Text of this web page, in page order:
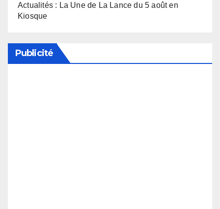
Actualités : La Une de La Lance du 5 août en
Kiosque
Publicité